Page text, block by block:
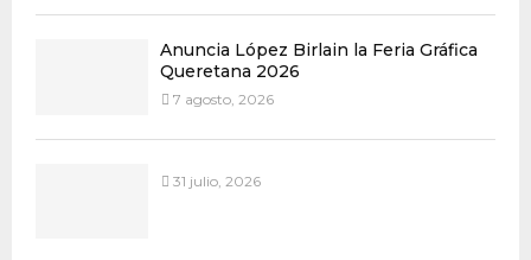
Anuncia López Birlain la Feria Gráfica
Queretana 2026
7 agosto, 2026
31 julio, 2026